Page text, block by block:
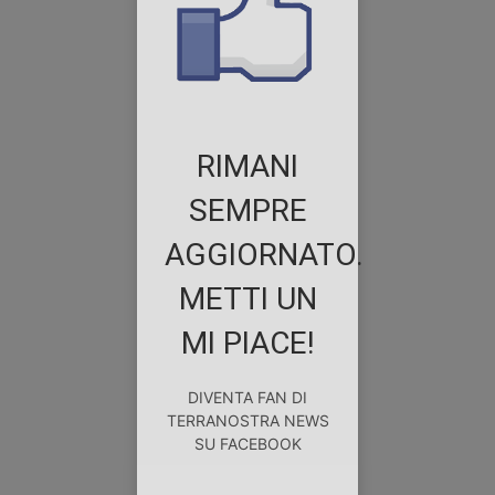
RIMANI
SEMPRE
AGGIORNATO.
METTI UN
MI PIACE!
DIVENTA FAN DI
TERRANOSTRA NEWS
SU FACEBOOK